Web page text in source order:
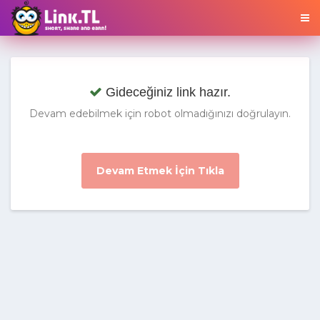
Gideceğiniz link hazır.
Devam edebilmek için robot olmadığınızı doğrulayın.
Devam Etmek İçin Tıkla